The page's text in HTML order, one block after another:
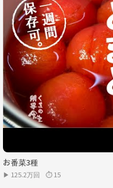
お番菜3種
▶ 125.2万回 ⏱ 15